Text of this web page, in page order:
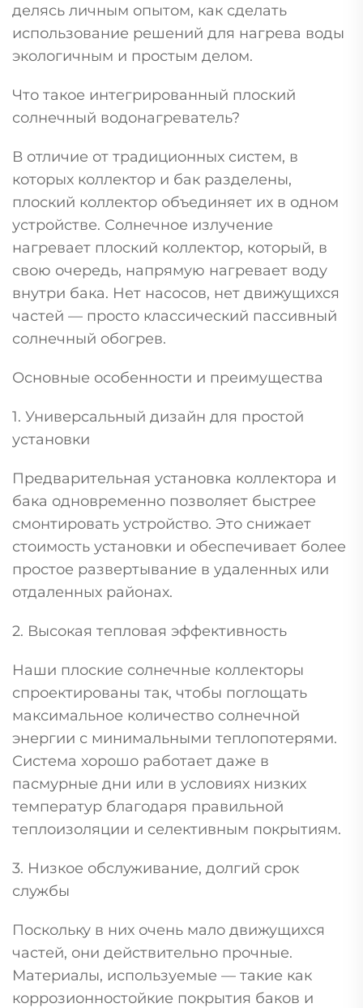
делясь личным опытом, как сделать
использование решений для нагрева воды
экологичным и простым делом.
Что такое интегрированный плоский
солнечный водонагреватель?
В отличие от традиционных систем, в
которых коллектор и бак разделены,
плоский коллектор объединяет их в одном
устройстве. Солнечное излучение
нагревает плоский коллектор, который, в
свою очередь, напрямую нагревает воду
внутри бака. Нет насосов, нет движущихся
частей — просто классический пассивный
солнечный обогрев.
Основные особенности и преимущества
1. Универсальный дизайн для простой
установки
Предварительная установка коллектора и
бака одновременно позволяет быстрее
смонтировать устройство. Это снижает
стоимость установки и обеспечивает более
простое развертывание в удаленных или
отдаленных районах.
2. Высокая тепловая эффективность
Наши плоские солнечные коллекторы
спроектированы так, чтобы поглощать
максимальное количество солнечной
энергии с минимальными теплопотерями.
Система хорошо работает даже в
пасмурные дни или в условиях низких
температур благодаря правильной
теплоизоляции и селективным покрытиям.
3. Низкое обслуживание, долгий срок
службы
Поскольку в них очень мало движущихся
частей, они действительно прочные.
Материалы, используемые — такие как
коррозионностойкие покрытия баков и